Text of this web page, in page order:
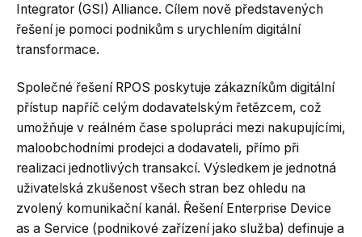
Integrator (GSI) Alliance. Cílem nově představených
řešení je pomoci podnikům s urychlením digitální
transformace.
Společné řešení RPOS poskytuje zákazníkům digitální
přístup napříč celým dodavatelským řetězcem, což
umožňuje v reálném čase spolupráci mezi nakupujícími,
maloobchodními prodejci a dodavateli, přímo při
realizaci jednotlivých transakcí. Výsledkem je jednotná
uživatelská zkušenost všech stran bez ohledu na
zvolený komunikační kanál. Řešení Enterprise Device
as a Service (podnikové zařízení jako služba) definuje a